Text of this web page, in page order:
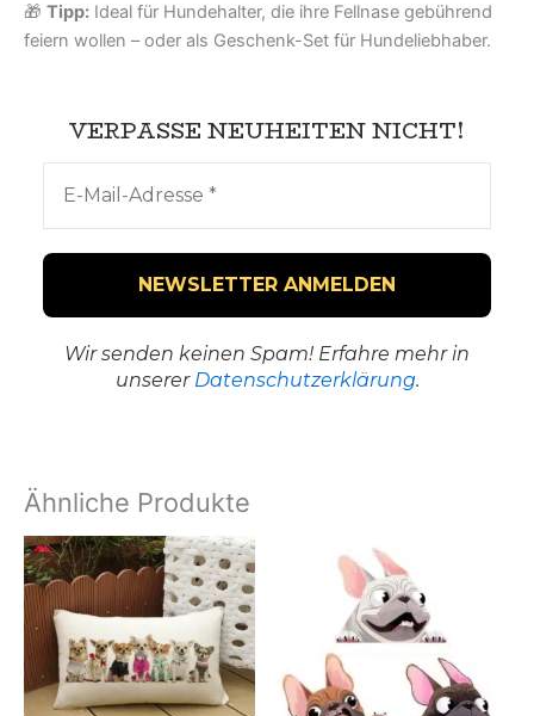
🎁 Tipp: Ideal für Hundehalter, die ihre Fellnase gebührend
feiern wollen – oder als Geschenk-Set für Hundeliebhaber.
VERPASSE NEUHEITEN NICHT!
Wir senden keinen Spam! Erfahre mehr in
unserer Datenschutzerklärung.
Ähnliche Produkte
auf.